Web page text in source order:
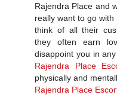
Rajendra Place and
really want to go
think of all their
they often earn
disappoint you in
Rajendra Place
physically and
Rajendra Place